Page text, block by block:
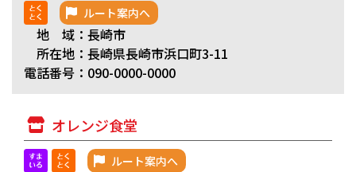
ルート案内へ
地 域：長崎市
所在地：長崎県長崎市浜口町3-11
電話番号：090-0000-0000
オレンジ食堂
ルート案内へ